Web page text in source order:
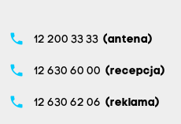
phone 12 200 33 33 (antena)
phone 12 630 60 00 (recepcja)
phone 12 630 62 06 (reklama)